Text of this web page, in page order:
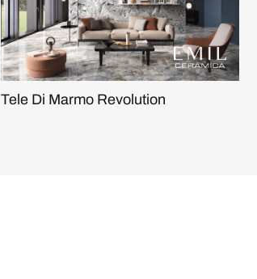
Tele Di Marmo Revolution